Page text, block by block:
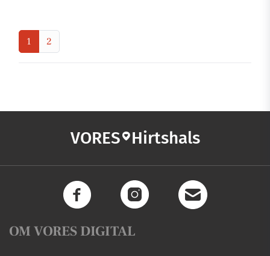
1 2
VORES Hirtshals
OM VORES DIGITAL